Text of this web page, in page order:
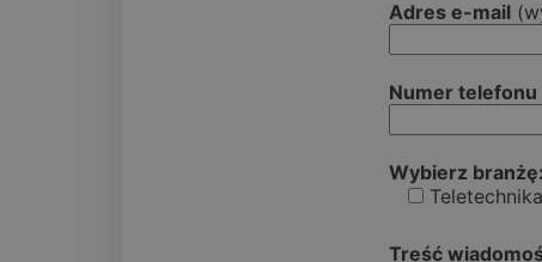
Adres e-mail
Numer telefonu
Wybierz branżę:
Teletechnika
Treść